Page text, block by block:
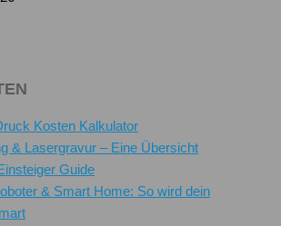
Kosten Kalkulator
& Lasergravur – Eine Übersicht
Guide
& Smart Home: So wird dein